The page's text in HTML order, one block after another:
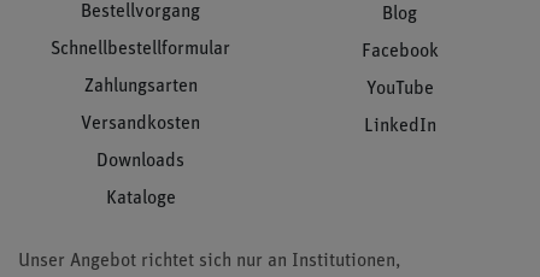
Bestellvorgang
Schnellbestellformular
Zahlungsarten
Versandkosten
Downloads
Kataloge
Blog
Facebook
YouTube
LinkedIn
Unser Angebot richtet sich nur an Institutionen,